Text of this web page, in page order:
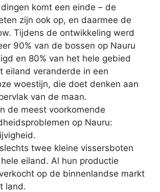
komt een einde – de
zijn ook op, en daarmee de
Tijdens de ontwikkeling werd
90% van de bossen op Nauru
en 80% van het hele gebied
eiland veranderde in een
woestijn, die doet denken aan
van de maan.
de meest voorkomende
op Nauru:
twee kleine vissersboten
eiland. Al hun productie
op de binnenlandse markt
land.